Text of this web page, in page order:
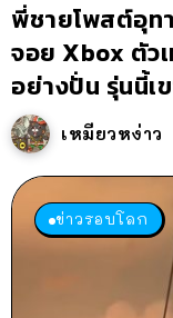
พี่ชายโพสต์อุท
จอย Xbox ตัว
อย่างปั่น รุ่นนี้เ
เหมียวหง่าว
ข่าวรอบโลก